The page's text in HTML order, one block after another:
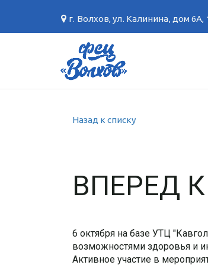
г. Волхов,ул. Калинина, дом 6А,
Назад к списку
ВПЕРЕД
6 октября на базе УТЦ
возможностями здоровья и
Активное участие в